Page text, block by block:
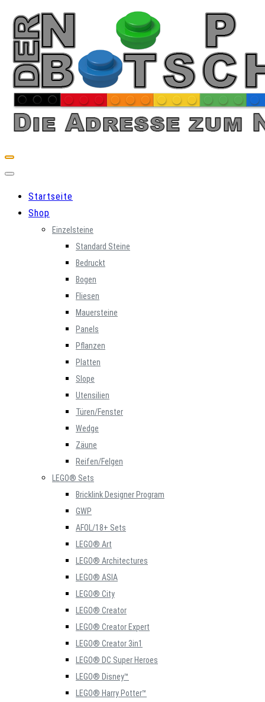
Skip
content
Startseite
Shop
Einzelsteine
Standard Steine
Bedruckt
Bogen
Fliesen
Mauersteine
Panels
Pflanzen
Platten
Slope
Utensilien
Türen/Fenster
Wedge
Zäune
Reifen/Felgen
LEGO® Sets
Bricklink Designer Program
GWP
AFOL/18+ Sets
LEGO® Art
LEGO® Architectures
LEGO® ASIA
LEGO® City
LEGO® Creator
LEGO® Creator Expert
LEGO® Creator 3in1
LEGO® DC Super Heroes
LEGO® Disney™
LEGO® Harry Potter™